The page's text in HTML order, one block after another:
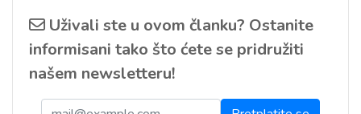
Uživali ste u ovom članku? Ostanite
informisani tako što ćete se pridružiti
našem newsletteru!